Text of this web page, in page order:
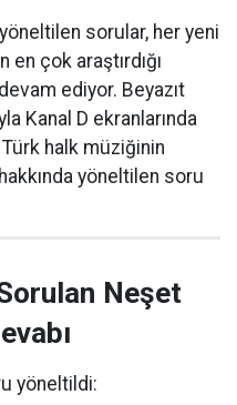
sorular, her yeni
çok araştırdığı
ediyor. Beyazıt
Kanal D ekranlarında
Türk halk müziğinin
yöneltilen soru
Neşet
yöneltildi: